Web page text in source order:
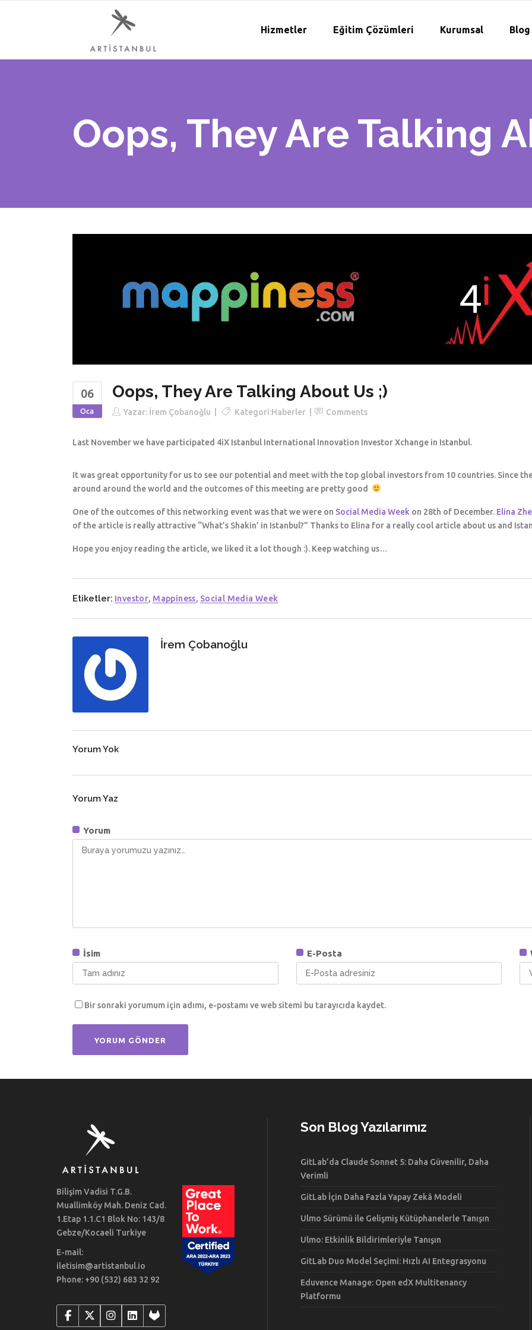
Hizmetler Eğitim Çözümleri Kurumsal Blog
Oops, They Are Talking
06
Oca
Oops, They Are Talking About Us ;)
Yazar: İrem Çobanoğlu Kategori:Haberler Comments
Last November we have participated 4iX Istanbul International Innovation Investor Xchange in Istanbul.
It was great opportunity for us to see our potential and meet with the top global investors from 10 countries. Since
around around the world and the outcomes of this meeting are pretty good
One of the outcomes of this networking event was that we were on Social Media Week on 28th of December. Elina
of the article is really attractive “What’s Shakin’ in Istanbul?” Thanks to Elina for a really cool article about us and
Hope you enjoy reading the article, we liked it a lot though :). Keep watching us…
Etiketler: Investor, Mappiness, Social Media Week
İrem Çobanoğlu
Yorum Yok
Yorum Yaz
Yorum
İsim E-Posta
Bir sonraki yorumum için adımı, e-postamı ve web sitemi bu tarayıcıda kaydet.
Bilişim Vadisi T.G.B.
Muallimköy Mah. Deniz Cad.
1.Etap 1.1.C1 Blok No: 143/8
Gebze/Kocaeli Turkiye
E-mail:
iletisim@artistanbul.io
Phone: +90 (532) 683 32 92
Son Blog Yazılarımız
GitLab’da Claude Sonnet 5: Daha Güvenilir, Daha
Verimli
GitLab İçin Daha Fazla Yapay Zekâ Modeli
Ulmo Sürümü ile Gelişmiş Kütüphanelerle Tanışın
Ulmo: Etkinlik Bildirimleriyle Tanışın
GitLab Duo Model Seçimi: Hızlı AI Entegrasyonu
Eduvence Manage: Open edX Multitenancy
Platformu